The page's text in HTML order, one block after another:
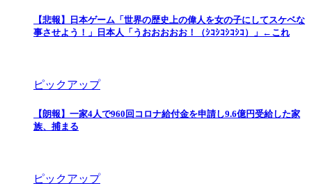
【悲報】日本ゲーム「世界の歴史上の偉人を女の子にしてスケベな
事させよう！」日本人「うおおおおお！（ｼｺｼｺｼｺｼｺ）」←これ
ピックアップ
【朗報】一家4人で960回コロナ給付金を申請し9.6億円受給した家
族、捕まる
ピックアップ